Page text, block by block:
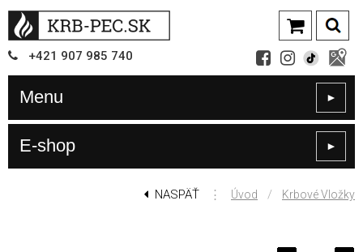
+421 907 985 740
Menu ►
E-shop ►
NASPÄŤ ⋮ Úvod / Krbové Vložky